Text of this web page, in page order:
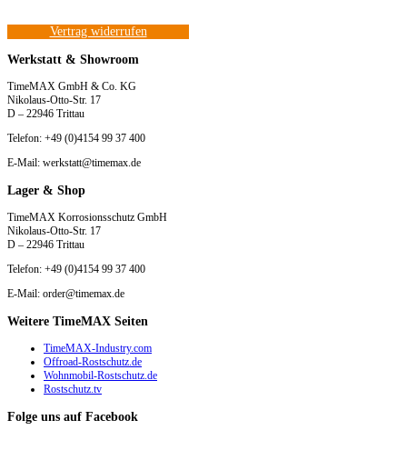
Vertrag widerrufen
Werkstatt & Showroom
TimeMAX GmbH & Co. KG
Nikolaus-Otto-Str. 17
D – 22946 Trittau
Telefon: +49 (0)4154 99 37 400
E-Mail: werkstatt@timemax.de
Lager & Shop
TimeMAX Korrosionsschutz GmbH
Nikolaus-Otto-Str. 17
D – 22946 Trittau
Telefon: +49 (0)4154 99 37 400
E-Mail: order@timemax.de
Weitere TimeMAX Seiten
TimeMAX-Industry.com
Offroad-Rostschutz.de
Wohnmobil-Rostschutz.de
Rostschutz.tv
Folge uns auf Facebook